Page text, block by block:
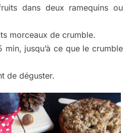
dans deux ramequins ou
morceaux de crumble.
min, jusqu’à ce que le crumble
de déguster.